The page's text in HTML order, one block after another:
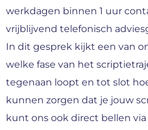
werkdagen binnen 1 uur
vrijblijvend telefonisch
In dit gesprek kijkt een van
welke fase van het
tegenaan loopt en tot slot
kunnen zorgen dat je jouw
kunt ons ook direct bellen via